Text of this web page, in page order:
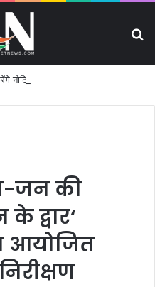
नोटिसों का निस्तारण
जन की
द्वार‘
आयोजित